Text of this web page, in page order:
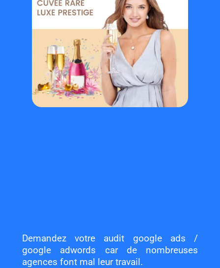
Demandez votre audit google ads /
google adwords car de nombreuses
agences font mal leur travail.